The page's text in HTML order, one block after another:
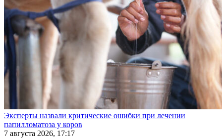
Эксперты назвали критические ошибки при лечении
папилломатоза у коров
7 августа 2026, 17:17